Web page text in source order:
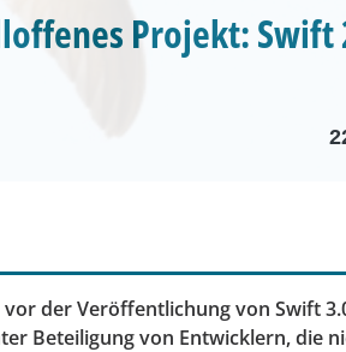
Projekt: Swift
der Veröffentlichung von Swift
Beteiligung von Entwicklern, die